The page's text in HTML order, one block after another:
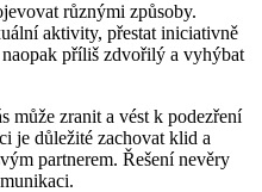
různými způsoby.
aktivity, přestat iniciativně
příliš zdvořilý a vyhýbat
může zranit a vést k podezření
je důležité zachovat klid a
partnerem. Řešení nevěry